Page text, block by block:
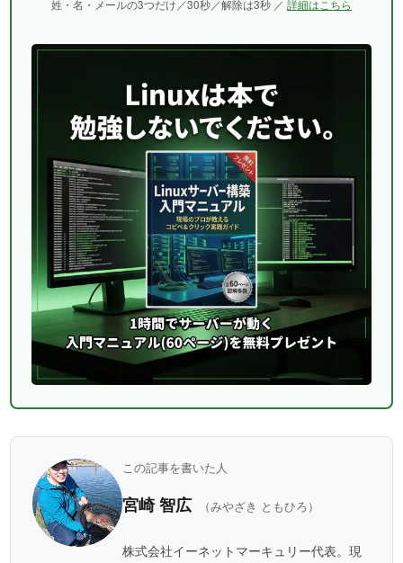
姓・名・メールの3つだけ／30秒／解除は3秒 ／ 詳細はこちら
この記事を書いた人
宮崎 智広 （みやざき ともひろ）
株式会社イーネットマーキュリー代表。現